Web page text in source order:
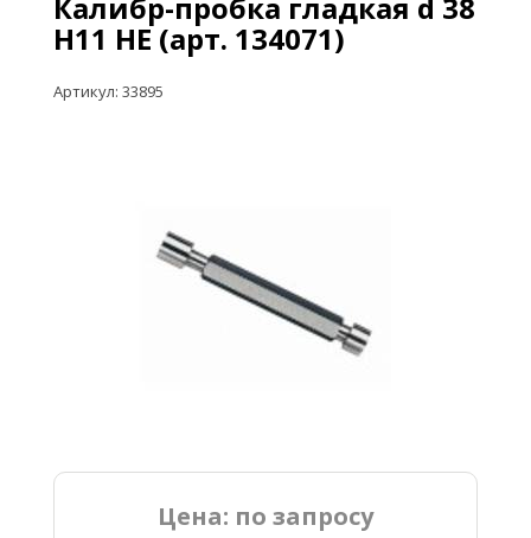
Калибр-пробка гладкая d 38
Н11 НЕ (арт. 134071)
Артикул: 33895
Цена: по запросу